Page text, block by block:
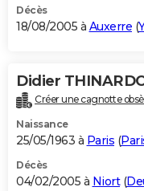
Décès
18/08/2005 à Auxerre (
Didier
Créer une cagnotte
Naissance
25/05/1963 à Paris (
Décès
04/02/2005 à Niort(